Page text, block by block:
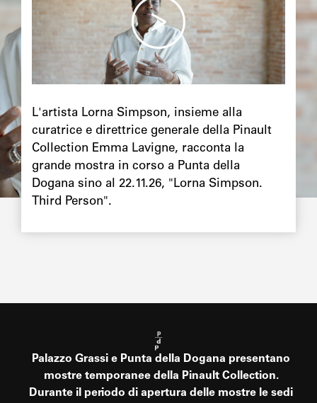
L'artista Lorna Simpson, insieme alla
curatrice e direttrice generale della Pinault
Collection Emma Lavigne, racconta la
grande mostra in corso a Punta della
Dogana sino al 22.11.26, "Lorna Simpson.
Third Person".
Palazzo Grassi e Punta della Dogana presentano
mostre temporanee della Pinault Collection.
Durante il periodo di apertura delle mostre le sedi